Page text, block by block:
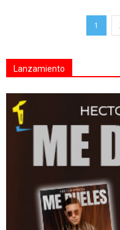
1
Lanzamiento